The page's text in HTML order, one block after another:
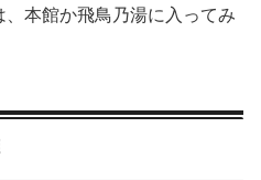
本館か飛鳥乃湯に入ってみ